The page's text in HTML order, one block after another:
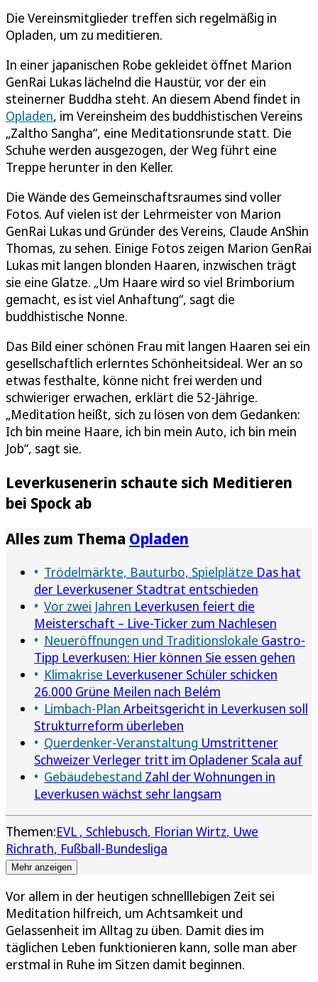
Die Vereinsmitglieder treffen sich regelmäßig in
Opladen, um zu meditieren.
In einer japanischen Robe gekleidet öffnet Marion
GenRai Lukas lächelnd die Haustür, vor der ein
steinerner Buddha steht. An diesem Abend findet in
Opladen, im Vereinsheim des buddhistischen Vereins
„Zaltho Sangha“, eine Meditationsrunde statt. Die
Schuhe werden ausgezogen, der Weg führt eine
Treppe herunter in den Keller.
Die Wände des Gemeinschaftsraumes sind voller
Fotos. Auf vielen ist der Lehrmeister von Marion
GenRai Lukas und Gründer des Vereins, Claude AnShin
Thomas, zu sehen. Einige Fotos zeigen Marion GenRai
Lukas mit langen blonden Haaren, inzwischen trägt
sie eine Glatze. „Um Haare wird so viel Brimborium
gemacht, es ist viel Anhaftung“, sagt die
buddhistische Nonne.
Das Bild einer schönen Frau mit langen Haaren sei ein
gesellschaftlich erlerntes Schönheitsideal. Wer an so
etwas festhalte, könne nicht frei werden und
schwieriger erwachen, erklärt die 52-Jährige.
„Meditation heißt, sich zu lösen von dem Gedanken:
Ich bin meine Haare, ich bin mein Auto, ich bin mein
Job“, sagt sie.
Leverkusenerin schaute sich Meditieren
bei Spock ab
Alles zum Thema Opladen
Trödelmärkte, Bauturbo, Spielplätze Das hat
der Leverkusener Stadtrat entschieden
Vor zwei Jahren Leverkusen feiert die
Meisterschaft – Live-Ticker zum Nachlesen
Neueröffnungen und Traditionslokale Gastro-
Tipp Leverkusen: Hier können Sie essen gehen
Klimakrise Leverkusener Schüler schicken
26.000 Grüne Meilen nach Belém
Limbach-Plan Arbeitsgericht in Leverkusen soll
Strukturreform überleben
Querdenker-Veranstaltung Umstrittener
Schweizer Verleger tritt im Opladener Scala auf
Gebäudebestand Zahl der Wohnungen in
Leverkusen wächst sehr langsam
Themen:EVL Schlebusch Florian Wirtz Uwe
Richrath Fußball-Bundesliga
Mehr anzeigen
Vor allem in der heutigen schnelllebigen Zeit sei
Meditation hilfreich, um Achtsamkeit und
Gelassenheit im Alltag zu üben. Damit dies im
täglichen Leben funktionieren kann, solle man aber
erstmal in Ruhe im Sitzen damit beginnen.